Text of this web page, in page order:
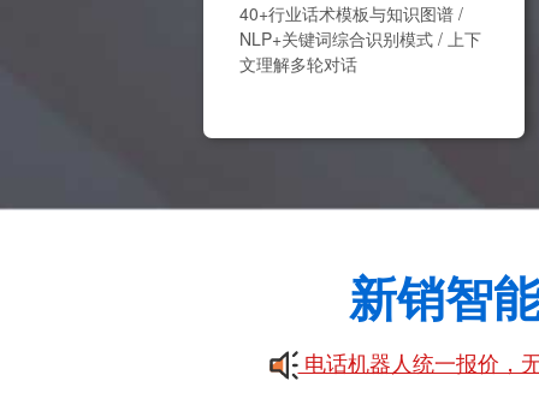
40+行业话术模板与知识图谱 /
NLP+关键词综合识别模式 / 上下
文理解多轮对话
新销智
电话机器人统一报价，